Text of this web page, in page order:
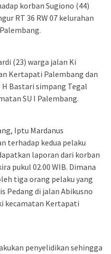
korban Sugiono (44)
RT 36 RW 07 kelurahan
(23) warga jalan Ki
Kertapati Palembang dan
H Bastari simpang Tegal
SU I Palembang.
Iptu Mardanus
terhadap kedua pelaku
laporan dari korban
pukul 02.00 WIB. Dimana
tiga orang pelaku yang
Pedang di jalan Abikusno
kecamatan Kertapati
penyelidikan sehingga